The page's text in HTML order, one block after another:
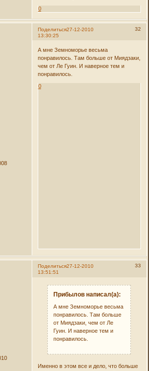
0
Поделиться 32
27-12-2010
13:30:25
А мне Земноморье весьма
понравилось. Там больше от Миядзаки,
чем от Ле Гуин. И наверное тем и
понравилось.
0
Поделиться 33
27-12-2010
13:51:51
Прибылов написал(а):
А мне Земноморье весьма
понравилось. Там больше
от Миядзаки, чем от Ле
Гуин. И наверное тем и
понравилось.
Именно в этом все и дело, что больше